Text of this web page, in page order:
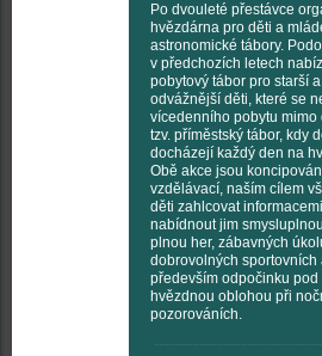
Po dvouleté přestávce
hvězdárna pro děti a
astronomické tábory.
v předchozích letech
pobytový tábor pro starší a
odvážnější děti, které se
vícedenního pobytu mimo
tzv. příměstský tábor, kdy
docházejí každý den na
Obě akce jsou
vzdělávací, naším cílem
děti zahlcovat
nabídnout jim
plnou her, zábavných
dobrovolných sportovních
především odpočinku pod
hvězdnou oblohou při
pozorováních.